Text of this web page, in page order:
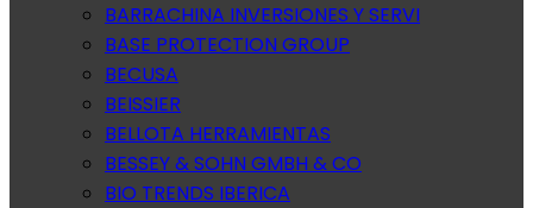
BARRACHINA INVERSIONES Y SERVI
BASE PROTECTION GROUP
BECUSA
BEISSIER
BELLOTA HERRAMIENTAS
BESSEY & SOHN GMBH & CO
BIO TRENDS IBERICA